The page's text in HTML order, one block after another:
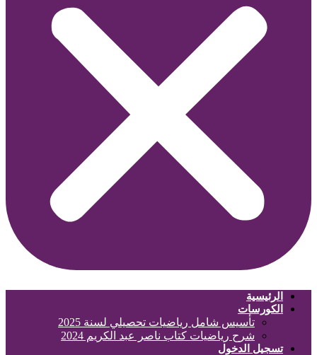
الرئيسية
الكورسات
تأسيس شامل رياضيات تحصيلي لسنة 2025
شرح رياضيات كتاب ناصر عبد الكريم 2024
تسجيل الدخول